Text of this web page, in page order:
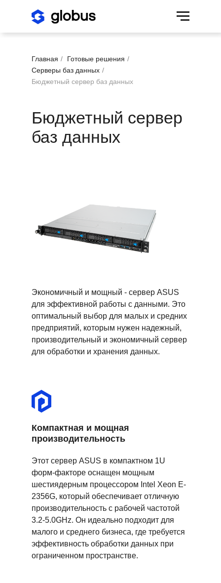
Главная / Готовые решения /
Серверы баз данных /
Бюджетный сервер баз данных
Бюджетный сервер
баз данных
Экономичный и мощный - сервер ASUS
для эффективной работы с данными. Это
оптимальный выбор для малых и средних
предприятий, которым нужен надежный,
производительный и экономичный сервер
для обработки и хранения данных.
Компактная и мощная
производительность
Этот сервер ASUS в компактном 1U
форм-факторе оснащен мощным
шестиядерным процессором Intel Xeon E-
2356G, который обеспечивает отличную
производительность с рабочей частотой
3.2-5.0GHz. Он идеально подходит для
малого и среднего бизнеса, где требуется
эффективность обработки данных при
ограниченном пространстве.